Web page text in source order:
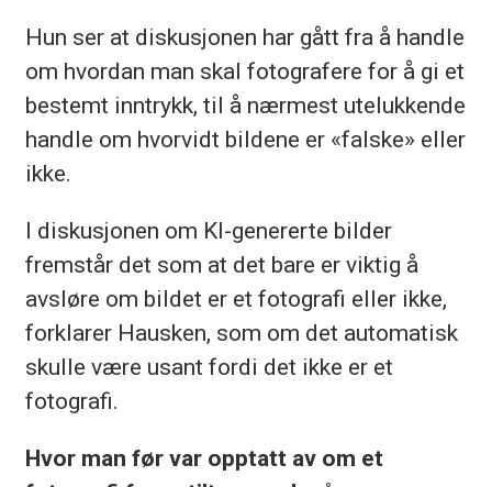
Hun ser at diskusjonen har gått fra å handle
om hvordan man skal fotografere for å gi et
bestemt inntrykk, til å nærmest utelukkende
handle om hvorvidt bildene er «falske» eller
ikke.
I diskusjonen om KI-genererte bilder
fremstår det som at det bare er viktig å
avsløre om bildet er et fotografi eller ikke,
forklarer Hausken, som om det automatisk
skulle være usant fordi det ikke er et
fotografi.
Hvor man før var opptatt av om et